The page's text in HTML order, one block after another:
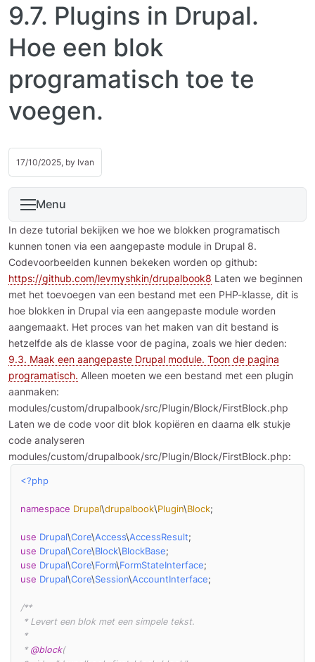
9.7. Plugins in Drupal.
Hoe een blok
programatisch toe te
voegen.
17/10/2025, by Ivan
Menu
In deze tutorial bekijken we hoe we blokken programatisch
kunnen tonen via een aangepaste module in Drupal 8.
Codevoorbeelden kunnen bekeken worden op github:
https://github.com/levmyshkin/drupalbook8 Laten we beginnen
met het toevoegen van een bestand met een PHP-klasse, dit is
hoe blokken in Drupal via een aangepaste module worden
aangemaakt. Het proces van het maken van dit bestand is
hetzelfde als de klasse voor de pagina, zoals we hier deden:
9.3. Maak een aangepaste Drupal module. Toon de pagina
programatisch. Alleen moeten we een bestand met een plugin
aanmaken:
modules/custom/drupalbook/src/Plugin/Block/FirstBlock.php
Laten we de code voor dit blok kopiëren en daarna elk stukje
code analyseren
modules/custom/drupalbook/src/Plugin/Block/FirstBlock.php:
<?php
namespace Drupal\drupalbook\Plugin\Block;
use Drupal\Core\Access\AccessResult
use Drupal\Core\Block\BlockBase
use Drupal\Core\Form\FormStateInterface
use Drupal\Core\Session\AccountInterface;
/**
* @block(